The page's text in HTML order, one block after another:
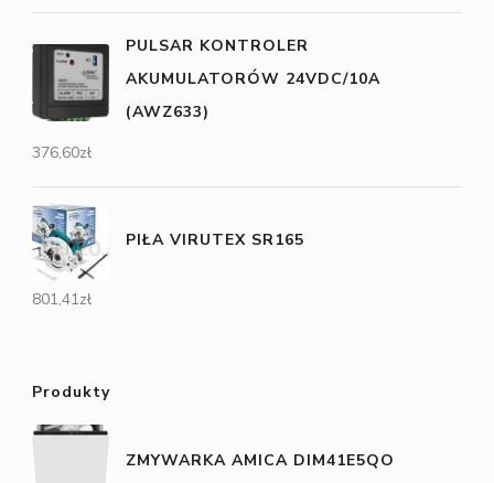
PULSAR KONTROLER
AKUMULATORÓW 24VDC/10A
(AWZ633)
376,60zł
PIŁA VIRUTEX SR165
801,41zł
Produkty
ZMYWARKA AMICA DIM41E5QO